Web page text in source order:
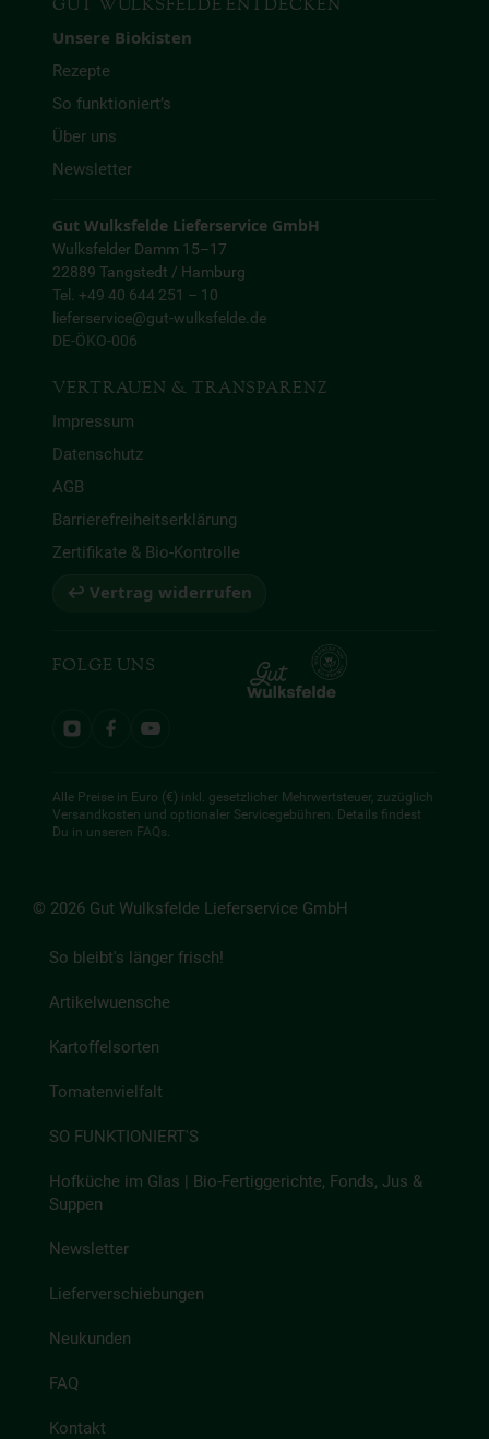
GUT WULKSFELDE ENTDECKEN
Unsere Biokisten
Rezepte
So funktioniert’s
Über uns
Newsletter
Gut Wulksfelde Lieferservice GmbH
Wulksfelder Damm 15–17
22889 Tangstedt / Hamburg
Tel. +49 40 644 251 – 10
lieferservice@gut-wulksfelde.de
DE-ÖKO-006
VERTRAUEN & TRANSPARENZ
Impressum
Datenschutz
AGB
Barrierefreiheitserklärung
Zertifikate & Bio-Kontrolle
↩ Vertrag widerrufen
FOLGE UNS
Alle Preise in Euro (€) inkl. gesetzlicher Mehrwertsteuer, zuzüglich
Versandkosten und optionaler Servicegebühren. Details findest
Du in unseren FAQs.
© 2026 Gut Wulksfelde Lieferservice GmbH
So bleibt's länger frisch!
Artikelwuensche
Kartoffelsorten
Tomatenvielfalt
SO FUNKTIONIERT'S
Hofküche im Glas | Bio-Fertiggerichte, Fonds, Jus &
Suppen
Newsletter
Lieferverschiebungen
Neukunden
FAQ
Kontakt